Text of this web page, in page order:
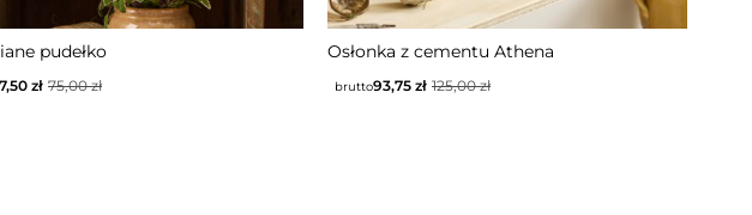
pudełko
75,00zł
zł
Osłonka z cementu Athena
125,00zł
93,75 zł
brutto